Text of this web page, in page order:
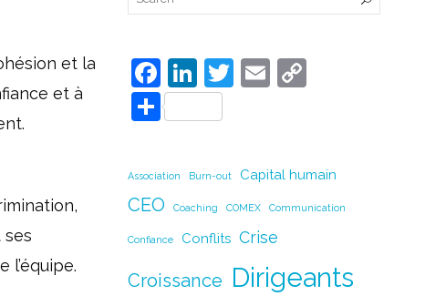
et la
et à
F
a
c
b
o
o
k
Li
n
k
dI
n
T E C
Li
n
P
ta
g
er
Association Burn-out Capital humain
CEO Coaching COMEX Communication
Confiance Conflits Crise
Croissance Dirigeants